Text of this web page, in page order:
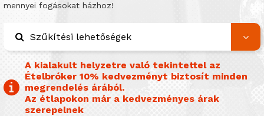
mennyei fogásokat házhoz!
Szűkítési lehetőségek
A kialakult helyzetre való tekintettel az
Ételbróker 10% kedvezményt biztosít minden
megrendelés árából.
Az étlapokon már a kedvezményes árak
szerepelnek